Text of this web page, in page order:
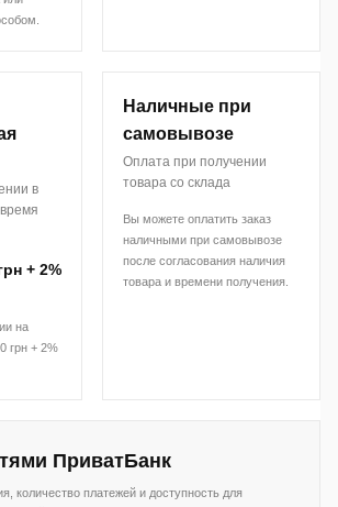
в
+ 2%
на
грн + 2%
Наличные при
самовывозе
Оплата при получении
товара со склада
Вы можете оплатить заказ
наличными при самовывозе
после согласования наличия
товара и времени получения.
ПриватБанк
количество платежей и доступность для